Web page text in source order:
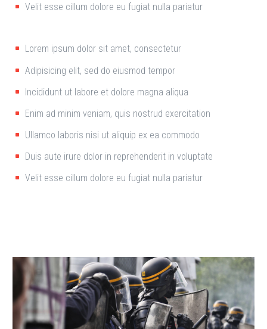
Velit esse cillum dolore eu fugiat nulla pariatur
Lorem ipsum dolor sit amet, consectetur
Adipisicing elit, sed do eiusmod tempor
Incididunt ut labore et dolore magna aliqua
Enim ad minim veniam, quis nostrud exercitation
Ullamco laboris nisi ut aliquip ex ea commodo
Duis aute irure dolor in reprehenderit in voluptate
Velit esse cillum dolore eu fugiat nulla pariatur